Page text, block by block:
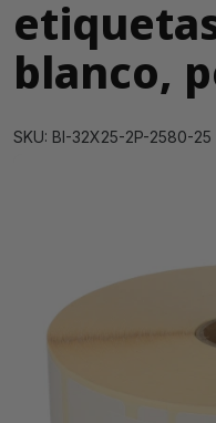
blanco,
SKU: BI-32X25-2P-2580-25